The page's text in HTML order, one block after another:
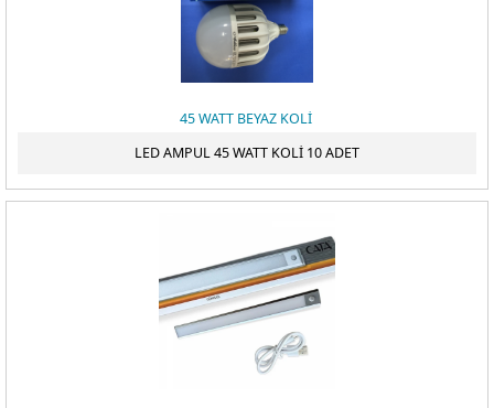
45 WATT BEYAZ KOLİ
LED AMPUL 45 WATT KOLİ 10 ADET